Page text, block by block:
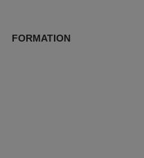
FORMATION